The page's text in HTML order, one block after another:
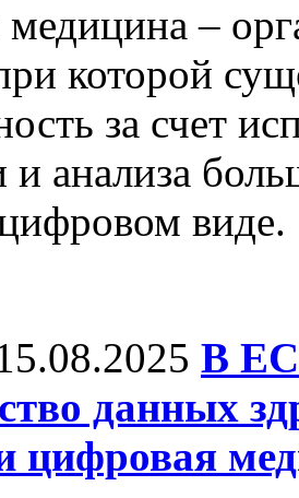
–
которой
за счет
и анализа
виде.
В ЕС
данных
цифровая